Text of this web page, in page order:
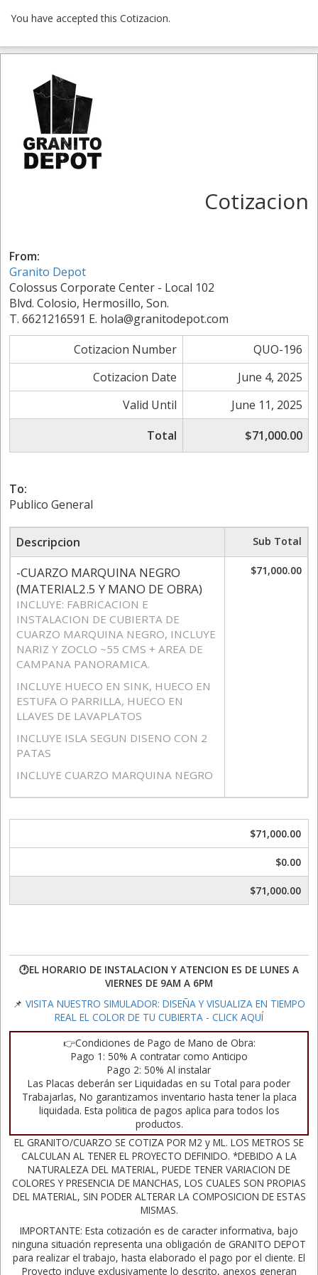
You have accepted this Cotizacion.
Cotizacion
From:
Granito Depot
Colossus Corporate Center - Local 102
Blvd. Colosio, Hermosillo, Son.
T. 6621216591 E. hola@granitodepot.com
Cotizacion Number
QUO-196
Cotizacion Date
June 4, 2025
Valid Until
June 11, 2025
Total
$71,000.00
To:
Publico General
Descripcion Sub Total
-CUARZO MARQUINA NEGRO
(MATERIAL2.5 Y MANO DE OBRA)
INCLUYE: FABRICACION E
INSTALACION DE CUBIERTA DE
CUARZO MARQUINA NEGRO, INCLUYE
NARIZ Y ZOCLO ~55 CMS + AREA DE
CAMPANA PANORAMICA.
INCLUYE HUECO EN SINK, HUECO EN
ESTUFA O PARRILLA, HUECO EN
LLAVES DE LAVAPLATOS
INCLUYE ISLA SEGUN DISENO CON 2
PATAS
INCLUYE CUARZO MARQUINA NEGRO
$71,000.00
$71,000.00
$0.00
$71,000.00
🕐EL HORARIO DE INSTALACION Y ATENCION ES DE LUNES A
VIERNES DE 9AM A 6PM
📌 VISITA NUESTRO SIMULADOR: DISEÑA Y VISUALIZA EN TIEMPO
REAL EL COLOR DE TU CUBIERTA - CLICK AQUÍ
👉Condiciones de Pago de Mano de Obra:
Pago 1: 50% A contratar como Anticipo
Pago 2: 50% Al instalar
Las Placas deberán ser Liquidadas en su Total para poder
Trabajarlas, No garantizamos inventario hasta tener la placa
liquidada. Esta politica de pagos aplica para todos los
productos.
EL GRANITO/CUARZO SE COTIZA POR M2 y ML. LOS METROS SE
CALCULAN AL TENER EL PROYECTO DEFINIDO. *DEBIDO A LA
NATURALEZA DEL MATERIAL, PUEDE TENER VARIACION DE
COLORES Y PRESENCIA DE MANCHAS, LOS CUALES SON PROPIAS
DEL MATERIAL, SIN PODER ALTERAR LA COMPOSICION DE ESTAS
MISMAS.
IMPORTANTE: Esta cotización es de caracter informativa, bajo
ninguna situación representa una obligación de GRANITO DEPOT
para realizar el trabajo, hasta elaborado el pago por el cliente. El
Proyecto incluye exclusivamente lo descrito, anexos generan